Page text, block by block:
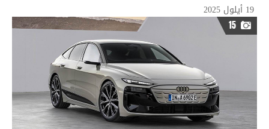
19 أيلول 2025
15